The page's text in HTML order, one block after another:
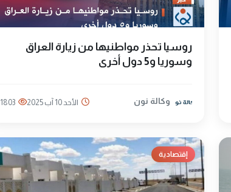
روسيا تحذر مواطنيها من زيارة العراق
وسوريا و5 دول أخرى
وكالة نون الأحد 10 آب 2025 1803
إقتصادية